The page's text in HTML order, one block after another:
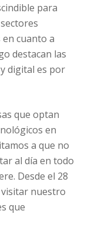
para
cuanto a
destacan las
digital es por
que optan
en
a que no
al día en todo
Desde el 28
visitar nuestro
que